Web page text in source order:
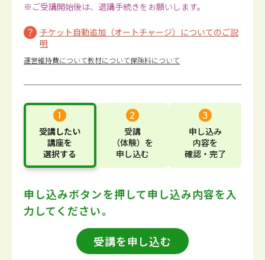
※ご受講開始後は、退講手続きをお願いします。
チケット自動追加（オートチャージ）についてのご説
明
運営維持費について教材について保険料について
受講したい
講座を
選択する
受講
（体験） を
申し込む
申し込み
内容を
確認・完了
申し込みボタンを押して申し込み内容を入
力してください。
受講を申し込む